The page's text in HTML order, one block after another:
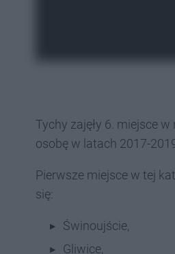
Tychy zajęły 6. miejsce
osobę w latach 2017-
Pierwsze miejsce w tej
się:
Świnoujście,
Gliwice,